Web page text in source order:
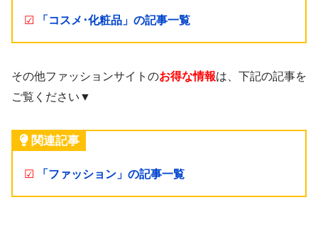
☑ 「コスメ･化粧品」の記事一覧
その他ファッションサイトのお得な情報は、下記の記事を
ご覧ください▼
関連記事
☑ 「ファッション」の記事一覧